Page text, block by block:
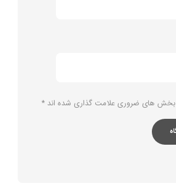
بخش های ضروری علامت گذاری شده اند *